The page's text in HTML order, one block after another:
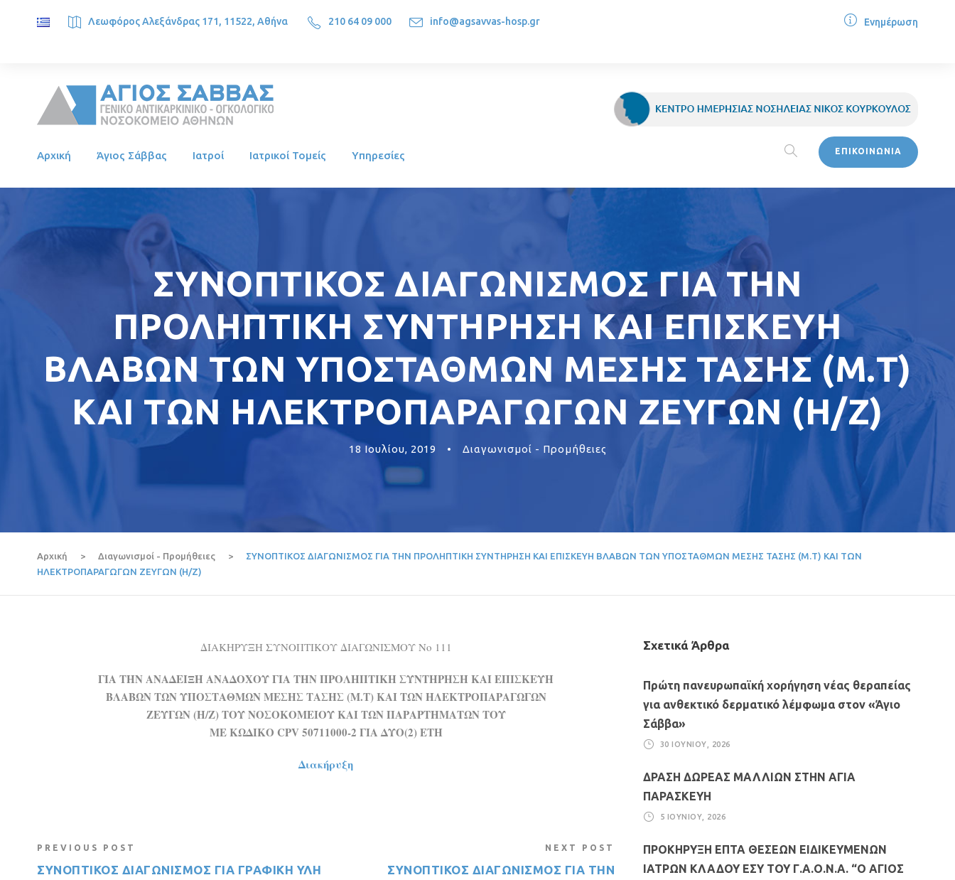
Λεωφόρος Αλεξάνδρας 171, 11522, Αθήνα 210 64 09 000 info@agsavvas-hosp.gr Ενημέρωση
Αρχική Άγιος Σάββας Ιατροί Ιατρικοί Τομείς Υπηρεσίες ΕΠΙΚΟΙΝΩΝΙΑ
ΣΥΝΟΠΤΙΚΟΣ ΔΙΑΓΩΝΙΣΜΟΣ ΓΙΑ ΤΗΝ
ΠΡΟΛΗΠΤΙΚΗ ΣΥΝΤΗΡΗΣΗ ΚΑΙ ΕΠΙΣΚΕΥΗ
ΒΛΑΒΩΝ ΤΩΝ ΥΠΟΣΤΑΘΜΩΝ ΜΕΣΗΣ ΤΑΣΗΣ (Μ.Τ)
ΚΑΙ ΤΩΝ ΗΛΕΚΤΡΟΠΑΡΑΓΩΓΩΝ ΖΕΥΓΩΝ (Η/Ζ)
18 Ιουλίου, 2019 • Διαγωνισμοί - Προμήθειες
Αρχική > Διαγωνισμοί - Προμήθειες >
ΣΥΝΟΠΤΙΚΟΣ ΔΙΑΓΩΝΙΣΜΟΣ ΓΙΑ ΤΗΝ ΠΡΟΛΗΠΤΙΚΗ ΣΥΝΤΗΡΗΣΗ ΚΑΙ ΕΠΙΣΚΕΥΗ ΒΛΑΒΩΝ ΤΩΝ ΥΠΟΣΤΑΘΜΩΝ ΜΕΣΗΣ ΤΑΣΗΣ (Μ.Τ) ΚΑΙ ΤΩΝ
ΗΛΕΚΤΡΟΠΑΡΑΓΩΓΩΝ ΖΕΥΓΩΝ (Η/Ζ)
ΔΙΑΚΗΡΥΞΗ ΣΥΝΟΠΤΙΚΟΥ ΔΙΑΓΩΝΙΣΜΟΥ Νο 111
ΓΙΑ ΤΗΝ ΑΝΑΔΕΙΞΗ ΑΝΑΔΟΧΟΥ ΓΙΑ ΤΗΝ ΠΡΟΛΗΠΤΙΚΗ ΣΥΝΤΗΡΗΣΗ ΚΑΙ ΕΠΙΣΚΕΥΗ
ΒΛΑΒΩΝ ΤΩΝ ΥΠΟΣΤΑΘΜΩΝ ΜΕΣΗΣ ΤΑΣΗΣ (Μ.Τ) ΚΑΙ ΤΩΝ ΗΛΕΚΤΡΟΠΑΡΑΓΩΓΩΝ
ΖΕΥΓΩΝ (Η/Ζ) ΤOΥ ΝΟΣΟΚΟΜΕΙΟΥ ΚΑΙ ΤΩΝ ΠΑΡΑΡΤΗΜΑΤΩΝ ΤΟΥ
ΜΕ ΚΩΔΙΚΟ CPV 50711000-2 ΓΙΑ ΔΥΟ(2) ΕΤΗ
Διακήρυξη
PREVIOUS POST
ΣΥΝΟΠΤΙΚΟΣ ΔΙΑΓΩΝΙΣΜΟΣ ΓΙΑ ΓΡΑΦΙΚΗ ΥΛΗ
NEXT POST
ΣΥΝΟΠΤΙΚΟΣ ΔΙΑΓΩΝΙΣΜΟΣ ΓΙΑ ΤΗΝ
Σχετικά Άρθρα
Πρώτη πανευρωπαϊκή χορήγηση νέας θεραπείας
για ανθεκτικό δερματικό λέμφωμα στον «Άγιο
Σάββα»
30 ΙΟΥΝΊΟΥ, 2026
ΔΡΑΣΗ ΔΩΡΕΑΣ ΜΑΛΛΙΩΝ ΣΤΗΝ ΑΓΙΑ
ΠΑΡΑΣΚΕΥΗ
5 ΙΟΥΝΊΟΥ, 2026
ΠΡΟΚΗΡΥΞΗ ΕΠΤΑ ΘΕΣΕΩΝ ΕΙΔΙΚΕΥΜΕΝΩΝ
ΙΑΤΡΩΝ ΚΛΑΔΟΥ ΕΣΥ ΤΟΥ Γ.Α.Ο.Ν.Α. “Ο ΑΓΙΟΣ